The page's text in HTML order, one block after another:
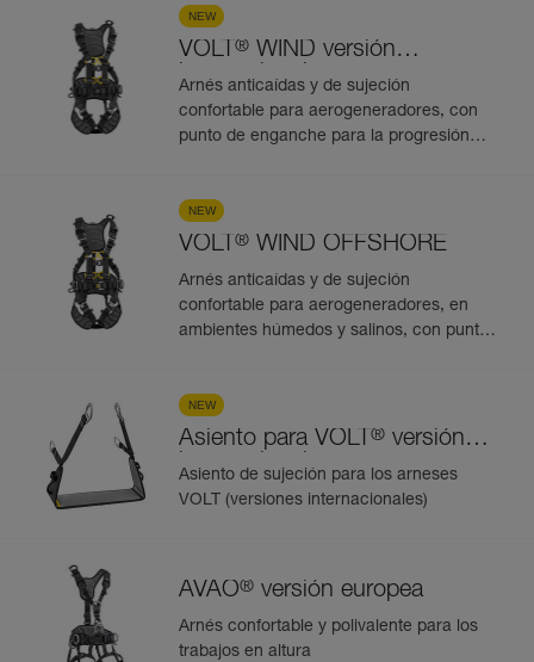
NEW
VOLT ® WIND versión
internacional
Arnés anticaídas y de sujeción
confortable para aerogeneradores, con
punto de enganche para la progresión
NEW
VOLT ® WIND OFFSHORE
Arnés anticaídas y de sujeción
confortable para aerogeneradores, en
ambientes húmedos y salinos, con punto
NEW
Asiento para VOLT ® versión
internacional
Asiento de sujeción para los arneses
VOLT (versiones internacionales)
AVAO® versión europea
Arnés confortable y polivalente para los
trabajos en altura